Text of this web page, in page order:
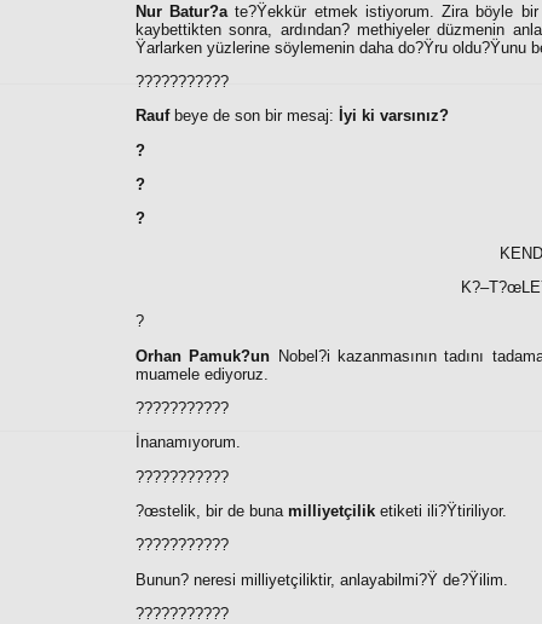
Nur Batur?a te?Ÿekkür etmek istiyorum. Zira böyle
kaybettikten sonra, ardından?methiyeler düzmenin
Ÿarlarken yüzlerine söylemenin daha do?Ÿru oldu?Ÿunu
???????????
Raufbeye de son bir mesaj: İyi ki varsınız?
?
?
?
?
Orhan Pamuk?un Nobel?i kazanmasının tadını
muamele ediyoruz.
???????????
İnanamıyorum.
???????????
?œstelik, bir de buna milliyetçilik etiketi ili?Ÿtiriliyor.
???????????
Bunun? neresi milliyetçiliktir, anlayabilmi?Ÿ de?Ÿilim.
???????????